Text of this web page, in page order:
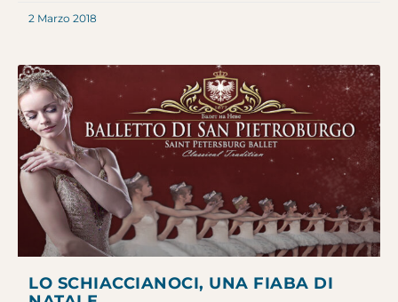
2 Marzo 2018
LO SCHIACCIANOCI, UNA FIABA DI